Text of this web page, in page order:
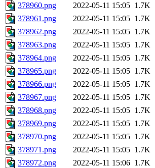
378960.png
2022-05-11 15:05 1.7K
378961.png
2022-05-11 15:05 1.7K
378962.png
2022-05-11 15:05 1.7K
378963.png
2022-05-11 15:05 1.7K
378964.png
2022-05-11 15:05 1.7K
378965.png
2022-05-11 15:05 1.7K
378966.png
2022-05-11 15:05 1.7K
378967.png
2022-05-11 15:05 1.7K
378968.png
2022-05-11 15:05 1.7K
378969.png
2022-05-11 15:05 1.7K
378970.png
2022-05-11 15:05 1.7K
378971.png
2022-05-11 15:05 1.7K
378972.png
2022-05-11 15:06 1.7K